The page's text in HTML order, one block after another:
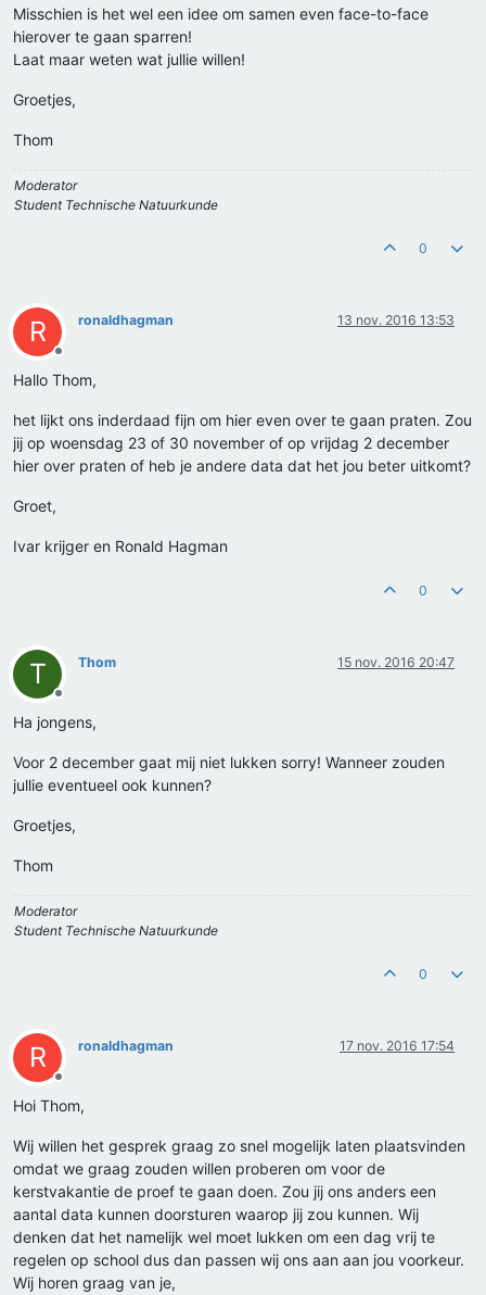
Misschien is het wel een idee om samen even face-to-face
hierover te gaan sparren!
Laat maar weten wat jullie willen!
Groetjes,
Thom
Moderator
Student Technische Natuurkunde
0
R
Offline
ronaldhagman 13 nov. 2016 13:53
Hallo Thom,
het lijkt ons inderdaad fijn om hier even over te gaan praten. Zou
jij op woensdag 23 of 30 november of op vrijdag 2 december
hier over praten of heb je andere data dat het jou beter uitkomt?
Groet,
Ivar krijger en Ronald Hagman
0
T
Offline
Thom 15 nov. 2016 20:47
Ha jongens,
Voor 2 december gaat mij niet lukken sorry! Wanneer zouden
jullie eventueel ook kunnen?
Groetjes,
Thom
Moderator
Student Technische Natuurkunde
0
R
Offline
ronaldhagman 17 nov. 2016 17:54
Hoi Thom,
Wij willen het gesprek graag zo snel mogelijk laten plaatsvinden
omdat we graag zouden willen proberen om voor de
kerstvakantie de proef te gaan doen. Zou jij ons anders een
aantal data kunnen doorsturen waarop jij zou kunnen. Wij
denken dat het namelijk wel moet lukken om een dag vrij te
regelen op school dus dan passen wij ons aan aan jou voorkeur.
Wij horen graag van je,